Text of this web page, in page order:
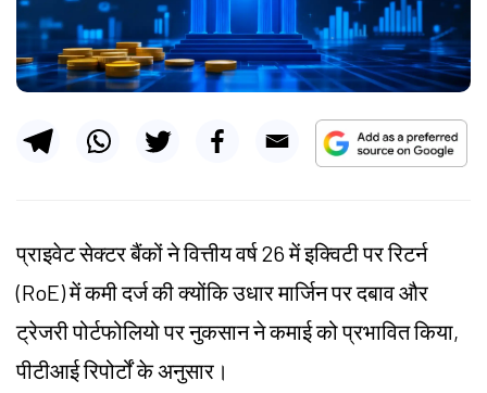
प्राइवेट सेक्टर बैंकों ने वित्तीय वर्ष 26 में इक्विटी पर रिटर्न
(RoE) में कमी दर्ज की क्योंकि उधार मार्जिन पर दबाव और
ट्रेजरी पोर्टफोलियो पर नुकसान ने कमाई को प्रभावित किया,
पीटीआई रिपोर्टों के अनुसार।